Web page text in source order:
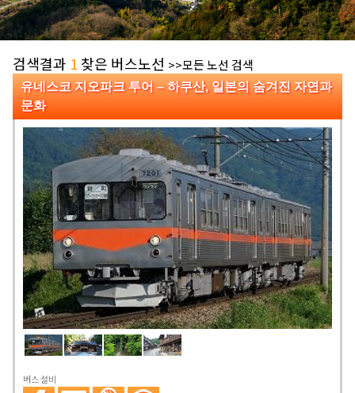
검색결과 1 찾은 버스노선 >>모든 노선 검색
유네스코 지오파크 투어 – 하쿠산, 일본의 숨겨진 자연과
문화
버스 설비